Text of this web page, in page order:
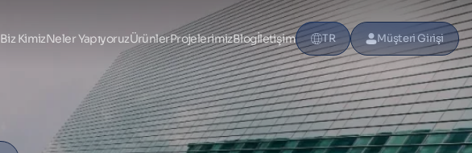
Biz KimizNeler YapıyoruzÜrünlerProjelerimizBlogİletişim TR Müşteri Girişi